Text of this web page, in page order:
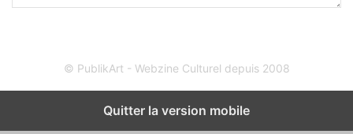
© PublikArt - Webzine Culturel depuis 2008
Quitter la version mobile